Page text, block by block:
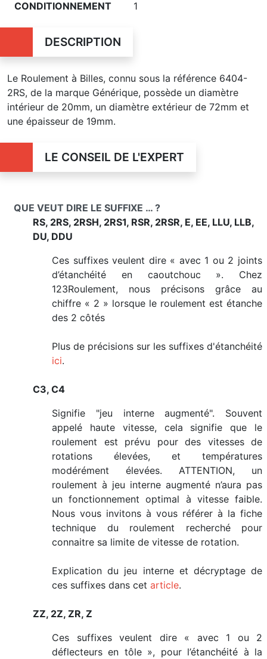
CONDITIONNEMENT 1
DESCRIPTION
Le Roulement à Billes, connu sous la référence 6404-
2RS, de la marque Générique, possède un diamètre
intérieur de 20mm, un diamètre extérieur de 72mm et
une épaisseur de 19mm.
LE CONSEIL DE L'EXPERT
QUE VEUT DIRE LE SUFFIXE … ?
RS, 2RS, 2RSH, 2RS1, RSR, 2RSR, E, EE, LLU, LLB,
DU, DDU
Ces suffixes veulent dire « avec 1 ou 2 joints
d’étanchéité en caoutchouc ». Chez
123Roulement, nous précisons grâce au
chiffre « 2 » lorsque le roulement est étanche
des 2 côtés
Plus de précisions sur les suffixes d'étanchéité
ici.
C3, C4
Signifie "jeu interne augmenté". Souvent
appelé haute vitesse, cela signifie que le
roulement est prévu pour des vitesses de
rotations élevées, et températures
modérément élevées. ATTENTION, un
roulement à jeu interne augmenté n’aura pas
un fonctionnement optimal à vitesse faible.
Nous vous invitons à vous référer à la fiche
technique du roulement recherché pour
connaitre sa limite de vitesse de rotation.
Explication du jeu interne et décryptage de
ces suffixes dans cet article.
ZZ, 2Z, ZR, Z
Ces suffixes veulent dire « avec 1 ou 2
déflecteurs en tôle », pour l’étanchéité à la